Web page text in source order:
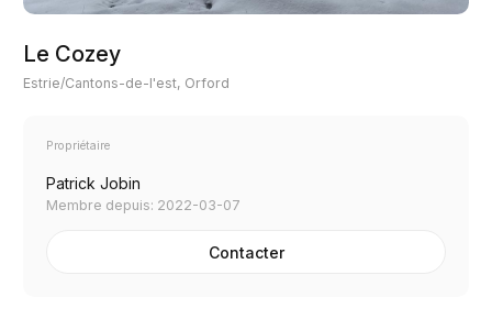
Le Cozey
Estrie/Cantons-de-l'est, Orford
Propriétaire
Patrick Jobin
Membre depuis: 2022-03-07
Contacter